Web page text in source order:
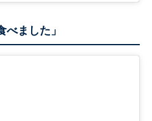
べました」